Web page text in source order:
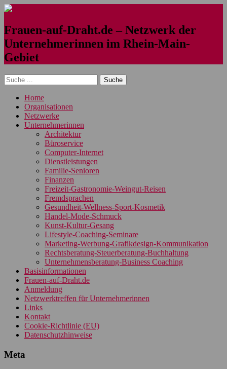
Frauen-auf-Draht.de – Netzwerk der
Unternehmerinnen im Rhein-Main-
Gebiet
Home
Organisationen
Netzwerke
Unternehmerinnen
Architektur
Büroservice
Computer-Internet
Dienstleistungen
Familie-Senioren
Finanzen
Freizeit-Gastronomie-Weingut-Reisen
Fremdsprachen
Gesundheit-Wellness-Sport-Kosmetik
Handel-Mode-Schmuck
Kunst-Kultur-Gesang
Lifestyle-Coaching-Seminare
Marketing-Werbung-Grafikdesign-Kommunikation
Rechtsberatung-Steuerberatung-Buchhaltung
Unternehmensberatung-Business Coaching
Basisinformationen
Frauen-auf-Draht.de
Anmeldung
Netzwerktreffen für Unternehmerinnen
Links
Kontakt
Cookie-Richtlinie (EU)
Datenschutzhinweise
Meta